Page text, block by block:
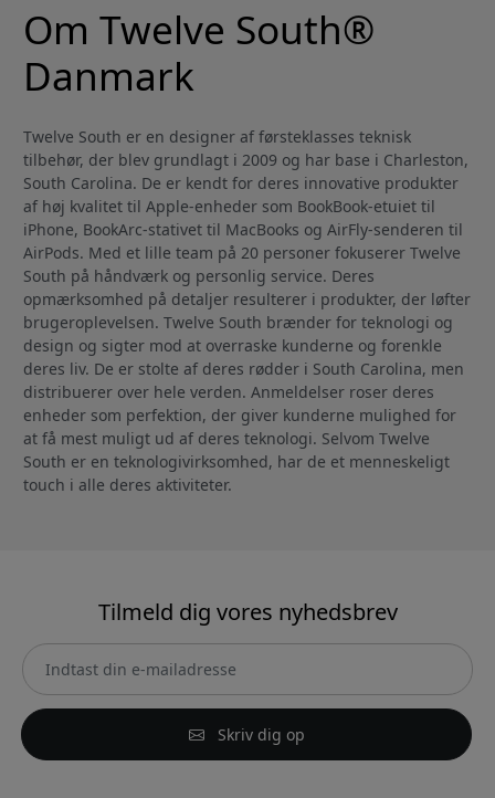
Om Twelve South®
Danmark
Twelve South er en designer af førsteklasses teknisk
tilbehør, der blev grundlagt i 2009 og har base i Charleston,
South Carolina. De er kendt for deres innovative produkter
af høj kvalitet til Apple-enheder som BookBook-etuiet til
iPhone, BookArc-stativet til MacBooks og AirFly-senderen til
AirPods. Med et lille team på 20 personer fokuserer Twelve
South på håndværk og personlig service. Deres
opmærksomhed på detaljer resulterer i produkter, der løfter
brugeroplevelsen. Twelve South brænder for teknologi og
design og sigter mod at overraske kunderne og forenkle
deres liv. De er stolte af deres rødder i South Carolina, men
distribuerer over hele verden. Anmeldelser roser deres
enheder som perfektion, der giver kunderne mulighed for
at få mest muligt ud af deres teknologi. Selvom Twelve
South er en teknologivirksomhed, har de et menneskeligt
touch i alle deres aktiviteter.
Tilmeld dig vores nyhedsbrev
Skriv dig op